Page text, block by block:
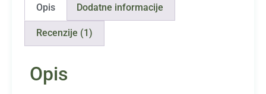
Opis Dodatne informacije
Recenzije (1)
Opis